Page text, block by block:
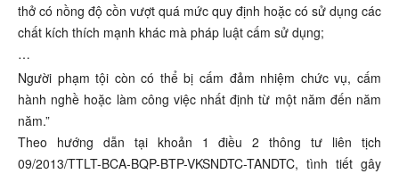
thở có nồng độ cồn vượt quá mức quy định hoặc có sử dụng các
chất kích thích mạnh khác mà pháp luật cấm sử dụng;
…
Người phạm tội còn có thể bị cấm đảm nhiệm chức vụ, cấm
hành nghề hoặc làm công việc nhất định từ một năm đến năm
năm.”
Theo hướng dẫn tại khoản 1 điều 2 thông tư liên tịch
09/2013/TTLT-BCA-BQP-BTP-VKSNDTC-TANDTC, tình tiết gây